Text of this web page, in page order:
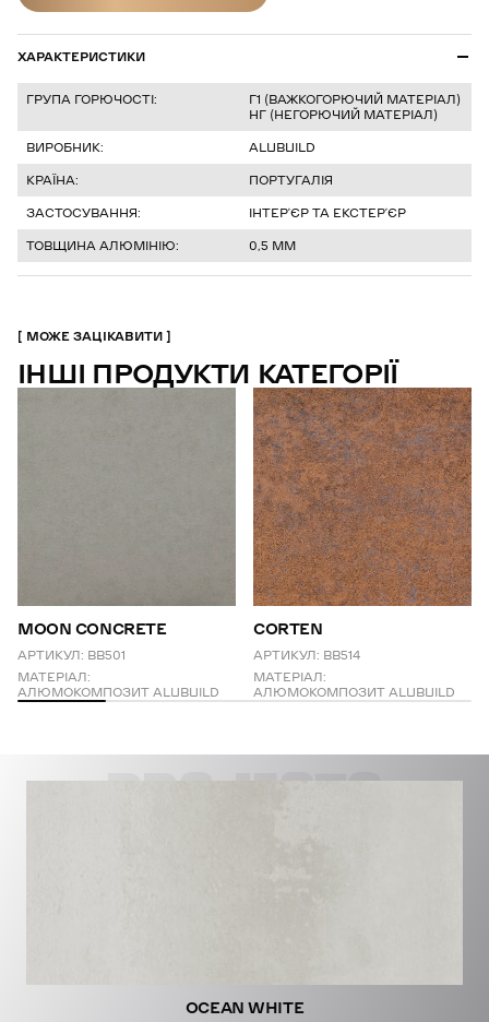
ХАРАКТЕРИСТИКИ
ГРУПА ГОРЮЧОСТІ:
Г1 (ВАЖКОГОРЮЧИЙ МАТЕРІАЛ)
НГ (НЕГОРЮЧИЙ МАТЕРІАЛ)
ВИРОБНИК:
ALUBUILD
КРАЇНА:
ПОРТУГАЛІЯ
ЗАСТОСУВАННЯ:
ІНТЕРʼЄР ТА ЕКСТЕРʼЄР
ТОВЩИНА АЛЮМІНІЮ:
0,5 ММ
МОЖЕ ЗАЦІКАВИТИ
ІНШІ ПРОДУКТИ КАТЕГОРІЇ
MOON CONCRETE
АРТИКУЛ: BB501
МАТЕРІАЛ:
АЛЮМОКОМПОЗИТ ALUBUILD
CORTEN
АРТИКУЛ: BB514
МАТЕРІАЛ:
АЛЮМОКОМПОЗИТ ALUBUILD
PROJECTS
OCEAN WHITE